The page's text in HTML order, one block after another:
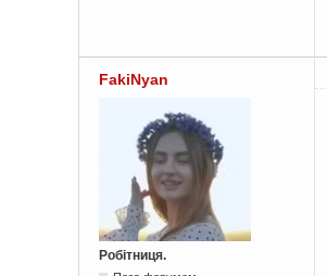
FakiNyan
Робітниця.